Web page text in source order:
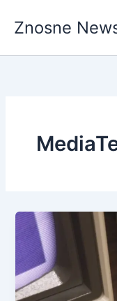
Znosne